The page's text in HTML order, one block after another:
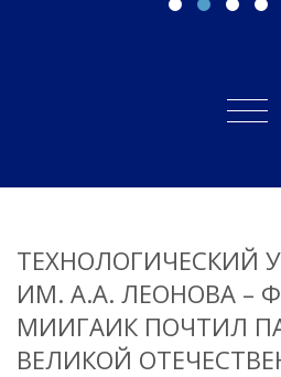
ТЕХНОЛОГИЧЕСКИЙ
ИМ. А.А. ЛЕОНОВА –
МИИГАИК ПОЧТИЛ
ВЕЛИКОЙ